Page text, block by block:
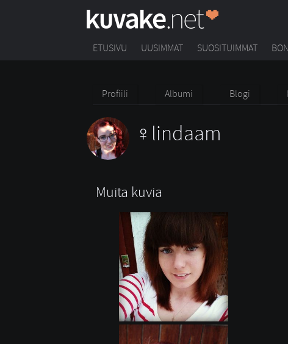
ETUSIVU UUSIMMAT SUOSITUIMMAT
Profiili Albumi Blogi
lindaam
Muita kuvia